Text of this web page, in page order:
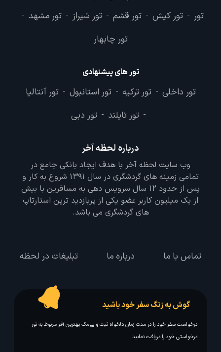
تور - تور کیش - تور قشم - تور شیراز - تور مشهد -
تور چابهار
تور های پیشنهادی
تور داخلی - تور ترکیه - تور استانبول - تور آنتالیا
- تور تایلند - تور دبی
درباره لحظه آخر
وب سایت لحظه آخر با هدف ایجاد بانکی جامع در
تمامی زمینه های گردشگری در سال 1391 شروع به کار و
پس از حدود 12 سال سرویس دهی به مسافرین با بیش
از یک میلیون کاربر عضو یکی از پربازدید ترین استارتاپ
های گردشگری می باشد.
تماس با ما درباره ما تبلیغات در لحظه
گوش به زنگ سفر خود باشید
درخواست سفر خود را در مدت زمان دلخواه ثبت و پیامک بهترین آفر مربوط به تور
درخواستی خود را دریافت نمایید